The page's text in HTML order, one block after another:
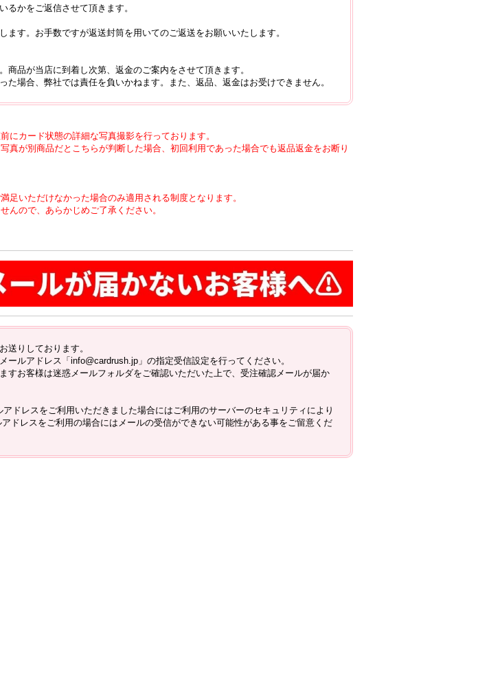
かをご返信させて頂きます。
す。お手数ですが返送封筒を用いてのご返送をお願いいたします。
品が当店に到着し次第、返金のご案内をさせて頂きます。
合、弊社では責任を負いかねます。また、返品、返金はお受けできません。
にカード状態の詳細な写真撮影を行っております。
真が別商品だとこちらが判断した場合、初回利用であった場合でも返品返金をお断り
足いただけなかった場合のみ適用される制度となります。
ので、あらかじめご了承ください。
送りしております。
ールアドレス「info@cardrush.jp」の指定受信設定を行ってください。
すお客様は迷惑メールフォルダをご確認いただいた上で、受注確認メールが届か
ドレスをご利用いただきました場合にはご利用のサーバーのセキュリティにより
ドレスをご利用の場合にはメールの受信ができない可能性がある事をご留意くだ